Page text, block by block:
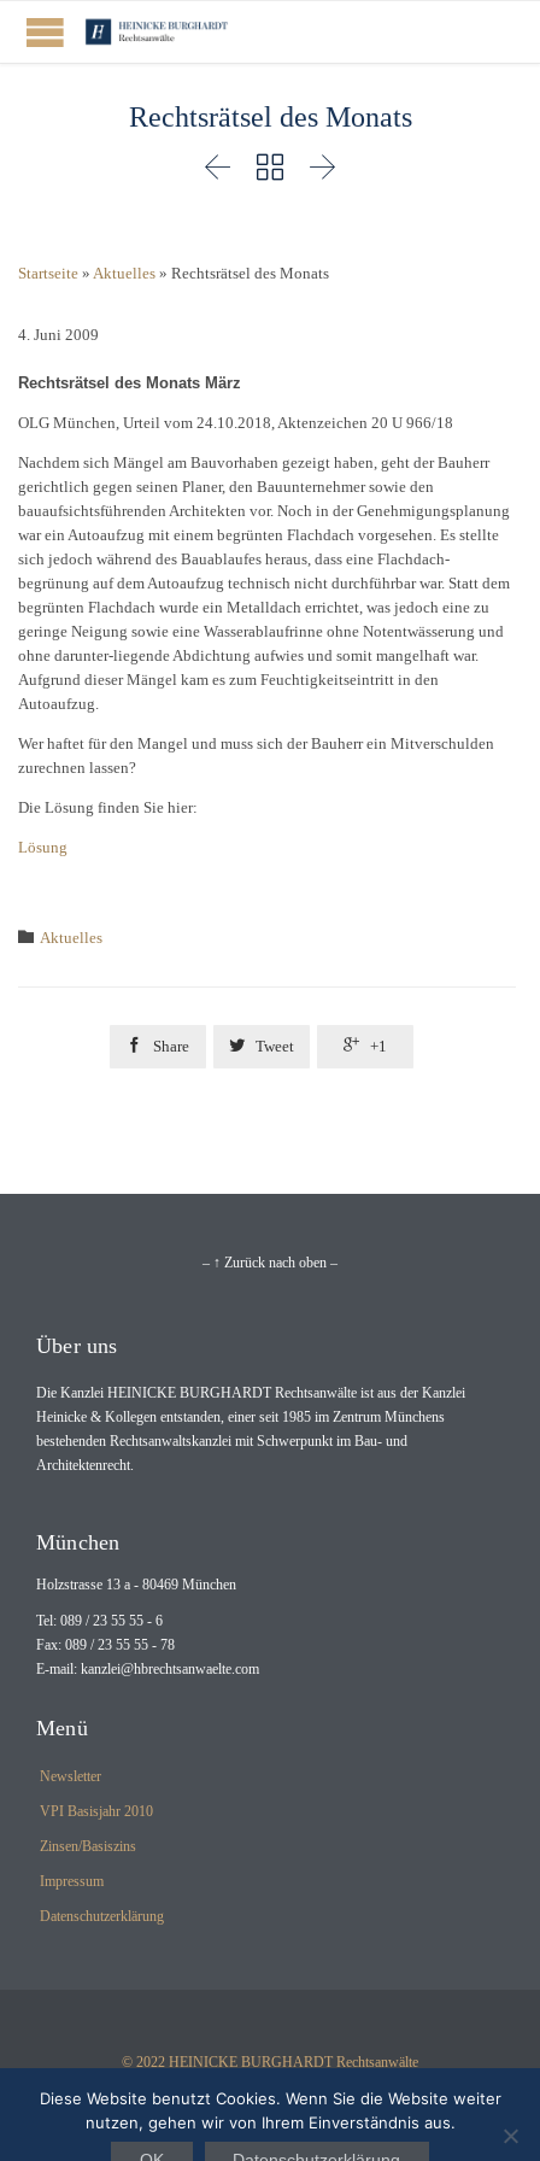
Rechtsrätsel des Monats
  
Startseite » Aktuelles » Rechtsrätsel des Monats
4. Juni 2009
Rechtsrätsel des Monats März
OLG München, Urteil vom 24.10.2018, Aktenzeichen 20 U 966/18
Nachdem sich Mängel am Bauvorhaben gezeigt haben, geht der Bauherr
gerichtlich gegen seinen Planer, den Bauunternehmer sowie den
bauaufsichtsführenden Architekten vor. Noch in der Genehmigungsplanung
war ein Autoaufzug mit einem begrünten Flachdach vorgesehen. Es stellte
sich jedoch während des Bauablaufes heraus, dass eine Flachdach-
begrünung auf dem Autoaufzug technisch nicht durchführbar war. Statt dem
begrünten Flachdach wurde ein Metalldach errichtet, was jedoch eine zu
geringe Neigung sowie eine Wasserablaufrinne ohne Notentwässerung und
ohne darunter-liegende Abdichtung aufwies und somit mangelhaft war.
Aufgrund dieser Mängel kam es zum Feuchtigkeitseintritt in den
Autoaufzug.
Wer haftet für den Mangel und muss sich der Bauherr ein Mitverschulden
zurechnen lassen?
Die Lösung finden Sie hier:
Lösung
 Category
Aktuelles
 Share  Tweet  +1
– ↑ Zurück nach oben –
Über uns
Die Kanzlei HEINICKE BURGHARDT Rechtsanwälte ist aus der Kanzlei
Heinicke & Kollegen entstanden, einer seit 1985 im Zentrum Münchens
bestehenden Rechtsanwaltskanzlei mit Schwerpunkt im Bau- und
Architektenrecht.
München
Holzstrasse 13 a - 80469 München
Tel: 089 / 23 55 55 - 6
Fax: 089 / 23 55 55 - 78
E-mail: kanzlei@hbrechtsanwaelte.com
Menü
Newsletter
VPI Basisjahr 2010
Zinsen/Basiszins
Impressum
Datenschutzerklärung
© 2022 HEINICKE BURGHARDT Rechtsanwälte
Diese Website benutzt Cookies. Wenn Sie die Website weiter
nutzen, gehen wir von Ihrem Einverständnis aus.